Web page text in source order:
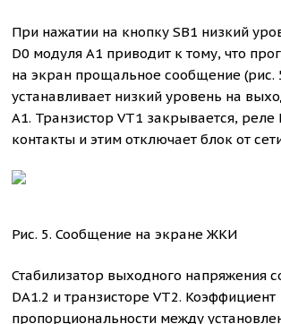
При нажатии на кнопку SB1 низкий
D0 модуля A1 приводит к тому, что
на экран прощальное сообщение (рис.
устанавливает низкий уровень на
A1. Транзистор VT1 закрывается,
контакты и этим отключает блок от
Рис. 5. Сообщение на экране ЖКИ
Стабилизатор выходного напряжения
DA1.2 и транзисторе VT2. Коэффициент
пропорциональности между